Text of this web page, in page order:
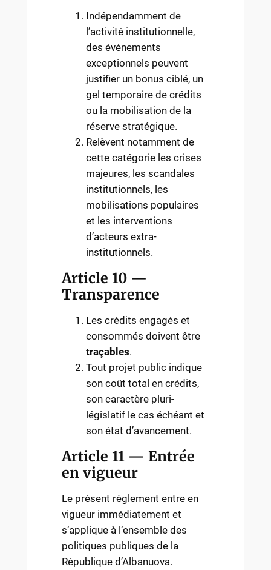
Indépendamment de
l’activité institutionnelle,
des événements
exceptionnels peuvent
justifier un bonus ciblé, un
gel temporaire de crédits
ou la mobilisation de la
réserve stratégique.
Relèvent notamment de
cette catégorie les crises
majeures, les scandales
institutionnels, les
mobilisations populaires
et les interventions
d’acteurs extra-
institutionnels.
Article 10 —
Transparence
Les crédits engagés et
consommés doivent être
traçables.
Tout projet public indique
son coût total en crédits,
son caractère pluri-
législatif le cas échéant et
son état d’avancement.
Article 11 — Entrée
en vigueur
Le présent règlement entre en
vigueur immédiatement et
s’applique à l’ensemble des
politiques publiques de la
République d’Albanuova.